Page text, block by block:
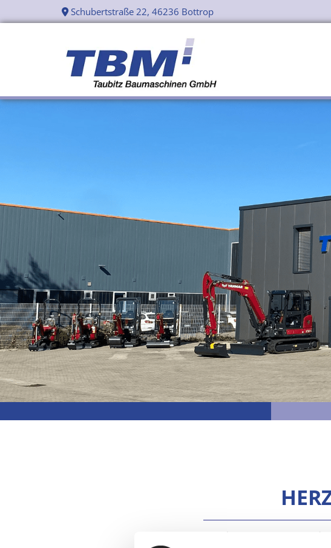
Zum Inhalt springen
 Schubertstraße 22, 46236 Bottrop
Taubitz